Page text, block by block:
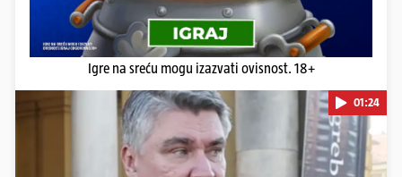
Igre na sreću mogu izazvati ovisnost. 18+
01:24